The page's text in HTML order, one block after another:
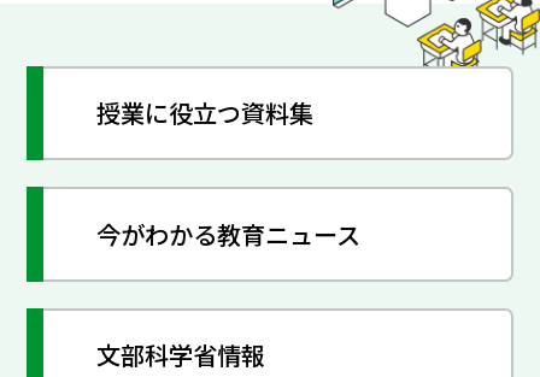
授業に役立つ資料集
今がわかる教育ニュース
文部科学省情報